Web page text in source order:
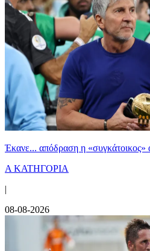
Έκανε... απόδραση η «συγκάτοικος»
Α ΚΑΤΗΓΟΡΙΑ
|
08-08-2026